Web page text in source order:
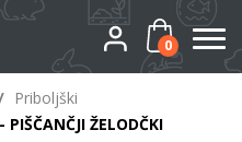
0
Priboljški
ŽELODČKI